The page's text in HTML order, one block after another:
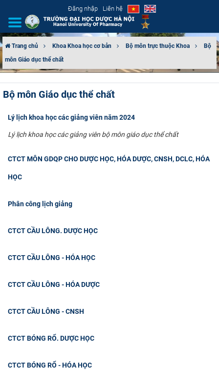
Đăng nhập Liên hệ
GIỚI THIỆU
CƠ CẤU TỔ CHỨC
TUYỂN SINH
ĐÀO TẠO
ĐẢM BẢO CHẤT LƯỢNG
KHOA HỌC CÔNG NGHỆ
HTQT
CỰU NGƯỜI HỌC
Trang chủ Khoa Khoa học cơ bản Bộ môn trực thuộc Khoa
Bộ
môn Giáo dục thể chất
Bộ môn Giáo dục thể chất
Lý lịch khoa học các giảng viên năm 2024
Lý lịch khoa học các giảng viên bộ môn giáo dục thể chất
CTCT MÔN GDQP CHO DƯỢC HỌC, HÓA DƯỢC, CNSH, DCLC, HÓA
HỌC
Phân công lịch giảng
CTCT CẦU LÔNG. DƯỢC HỌC
CTCT CẦU LÔNG - HÓA HỌC
CTCT CẦU LÔNG - HÓA DƯỢC
CTCT CẦU LÔNG - CNSH
CTCT BÓNG RỔ. DƯỢC HỌC
CTCT BÓNG RỔ - HÓA HỌC